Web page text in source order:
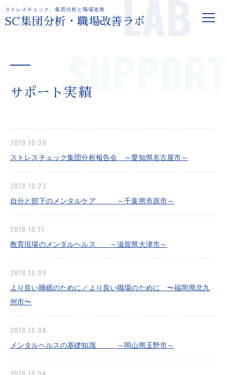
ストレスチェック、集団分析と職場改善
SC集団分析・職場改善ラボ
LAB
サポート実績SUPPORT
2018.10.30
ストレスチェック集団分析報告会 ～愛知県名古屋市～
2018.10.23
自分と部下のメンタルケア ～千葉県市原市～
2018.10.11
教育現場のメンタルヘルス ～滋賀県大津市～
2018.10.09
より良い睡眠のために／より良い職場のために 〜福岡県北九
州市〜
2018.10.04
メンタルヘルスの基礎知識 ～岡山県玉野市～